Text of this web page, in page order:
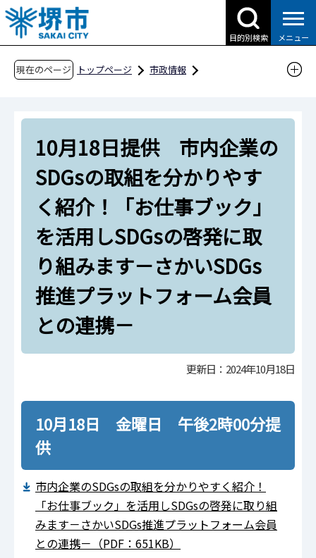
こ
の
ペ
目的別検索 メニュー
現在のページ トップページ
市政情報
報道提供資料
過去の報道提供資料
令和6年
令和6年10月
10月18日提供 市内企業のSDGsの取組を分か
りやすく紹介！「お仕事ブック」を活用しSDG
sの啓発に取り組みます－さかいSDGs推進プラ
10月18日提供 市内企業の
SDGsの取組を分かりやす
く紹介！「お仕事ブック」
を活用しSDGsの啓発に取
り組みます－さかいSDGs
推進プラットフォーム会員
との連携－
更新日：2024年10月18日
10月18日 金曜日 午後2時00分提
供
市内企業のSDGsの取組を分かりやすく紹介！
「お仕事ブック」を活用しSDGsの啓発に取り組
みます－さかいSDGs推進プラットフォーム会員
との連携－（PDF：651KB）